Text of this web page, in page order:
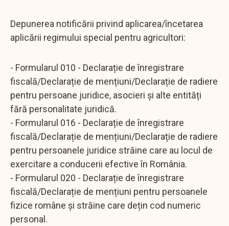
Depunerea notificării privind aplicarea/încetarea
aplicării regimului special pentru agricultori:
- Formularul 010 - Declarație de înregistrare
fiscală/Declarație de mențiuni/Declarație de radiere
pentru persoane juridice, asocieri și alte entități
fără personalitate juridică.
- Formularul 016 - Declarație de înregistrare
fiscală/Declarație de mențiuni/Declarație de radiere
pentru persoanele juridice străine care au locul de
exercitare a conducerii efective în România.
- Formularul 020 - Declarație de înregistrare
fiscală/Declarație de mențiuni pentru persoanele
fizice române și străine care dețin cod numeric
personal.